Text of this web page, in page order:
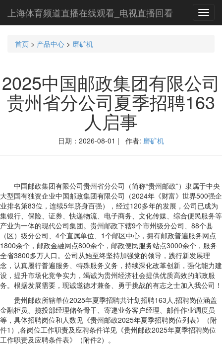
上海体育频道直播在线观看_电视直播回看
首页 > 产品中心 > 磨矿机
2025中国邮政集团有限公司
贵州省分公司夏季招聘163
人启事
日期：2026-08-01 | 作者: 磨矿机
中国邮政集团有限公司贵州省分公司（简称“贵州邮政”）隶属于中央
大型国有独资企业中国邮政集团有限公司（2024年《财富》世界500强企
业排名第83位，连续5年跻身百强），经过120多年的发展，公司已成为
集银行、保险、证券、快递物流、电子商务、文化传媒、综合便民服务等
产业为一体的现代公司集团。贵州邮政下辖9个市州级分公司、88个县
（区）级分公司、4个直属单位、1个邮区中心，拥有邮政普遍服务网点
1800余个，邮政金融网点800余个，邮政便民服务站点3000余个，服务
全省3800多万人口。公司从始至终坚持加强党的领导，践行新发展理
念，认真履行普遍服务、特殊服务义务，持续深化改革创新，强化能力建
设，提升市场化竞争实力，竭诚为贵州经济社会提供优质高效的邮政服
务。根据发展需要，现诚邀德才兼备、勇于挑战的有志之士加入我公司！
贵州邮政所辖单位2025年夏季招聘共计划招聘163人,招聘岗位涵盖
金融柜员、揽投部经理储备骨干、寄递业务客户经理、邮件作业调度员
等，具体招聘岗位和人数见《贵州邮政2025年夏季招聘岗位列表》（附
件1）,各岗位工作职责及应聘条件详见《贵州邮政2025年夏季招聘岗位
工作职责及应聘条件表》（附件2）。